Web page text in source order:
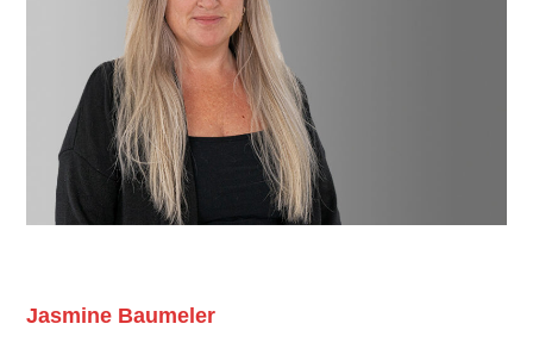
Jasmine Baumeler